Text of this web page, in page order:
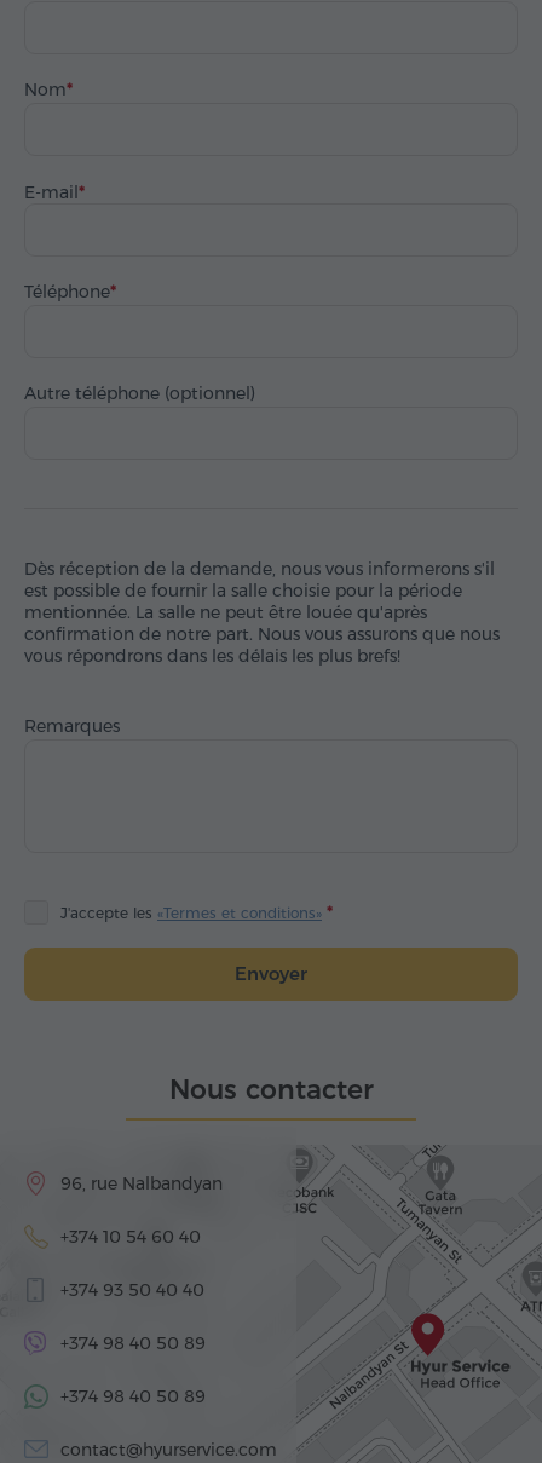
Nom
E-mail
Téléphone
Autre téléphone (optionnel)
Dès réception de la demande, nous vous informerons s'il
est possible de fournir la salle choisie pour la période
mentionnée. La salle ne peut être louée qu'après
confirmation de notre part. Nous vous assurons que nous
vous répondrons dans les délais les plus brefs!
Remarques
J'accepte les «Termes et conditions»
Envoyer
Nous contacter
96, rue Nalbandyan
+374 10 54 60 40
+374 93 50 40 40
+374 98 40 50 89
+374 98 40 50 89
contact@hyurservice.com